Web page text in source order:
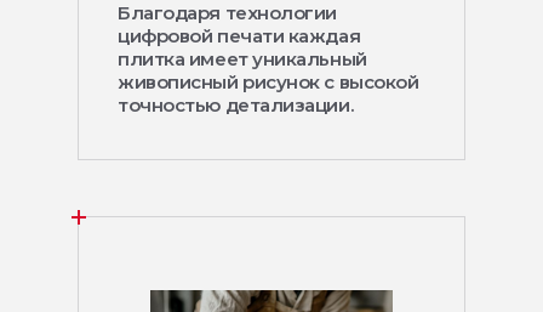
Благодаря технологии
цифровой печати каждая
плитка имеет уникальный
живописный рисунок с высокой
точностью детализации.